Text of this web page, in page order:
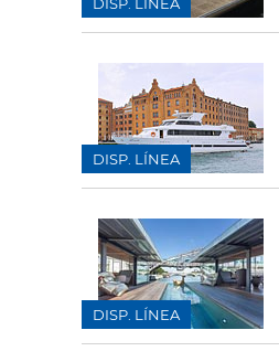
DISP. LÍNEA
DISP. LÍNEA